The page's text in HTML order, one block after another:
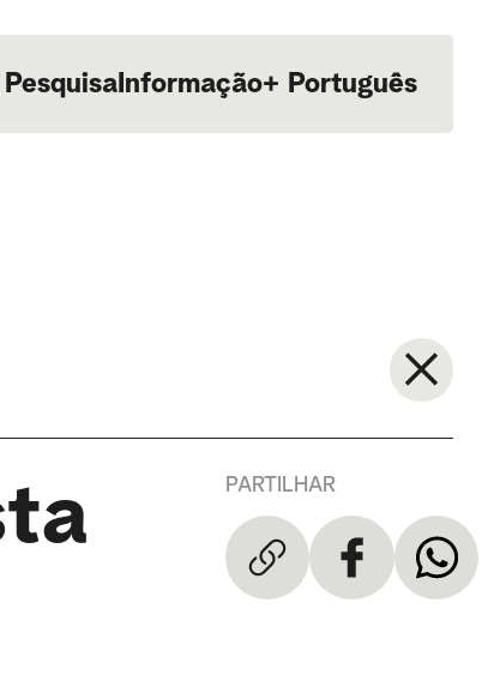
Pesquisa Informação+ Português
English
PARTILHAR